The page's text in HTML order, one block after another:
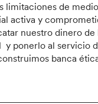
limitaciones de
activa y
nuestro dinero de
y ponerlo al servicio
banca